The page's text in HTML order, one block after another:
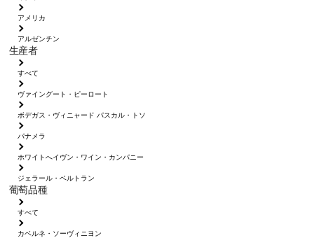
アメリカ
アルゼンチン
生産者
すべて
ヴァイングート・ピーロート
ボデガス・ヴィニャード パスカル・トソ
パナメラ
ホワイトへイヴン・ワイン・カンパニー
ジェラール・ベルトラン
葡萄品種
すべて
カベルネ・ソーヴィニヨン